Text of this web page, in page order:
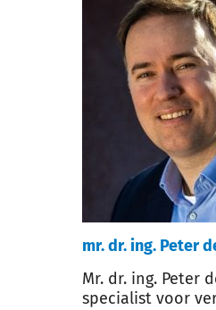
mr. dr. ing. Peter
Mr. dr. ing. Peter
specialist voor